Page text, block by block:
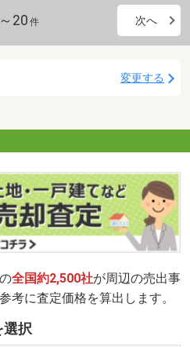
20 件 次へ
変更する
全国約2,500社が周辺の売出事
考に査定価格を算出します。
選択